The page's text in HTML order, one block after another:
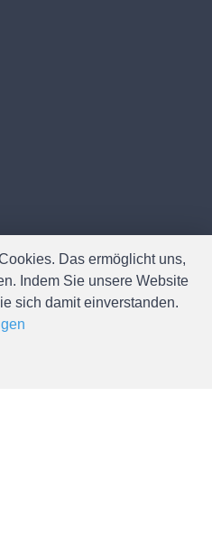
Das ermöglicht uns,
Indem Sie unsere Website
sich damit einverstanden.